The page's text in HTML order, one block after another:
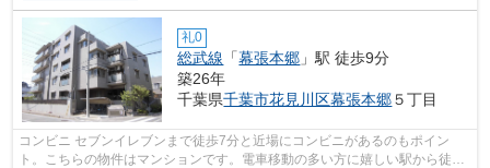
礼0
総武線 「幕張本郷 」駅 徒歩9分
築26年
千葉県千葉市花見川区幕張本郷５丁目
コンビニ セブンイレブンまで徒歩7分と近場にコンビニがあるのもポイン
ト。こちらの物件はマンションです。電車移動の多い方に嬉しい駅から徒歩